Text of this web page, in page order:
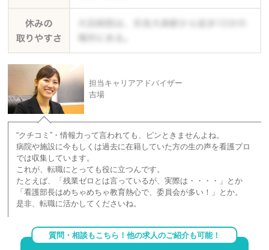
担当キャリアアドバイザー
吉場
“クチコミ”・情報力って言われても、ピンときませんよね。
病院や施設に今もしくは過去に在籍していた方の生の声を看護プロ
では収集しています。
これが、転職にとっても役に立つんです。
たとえば、「残業ゼロとは言っているが、実際は・・・・」とか
「看護部長はめちゃめちゃ教育熱心で、委員会が多い！」とか。
是非、転職に活かしてくださいね。
質問・相談もこちら！他の求人のご紹介も可能！